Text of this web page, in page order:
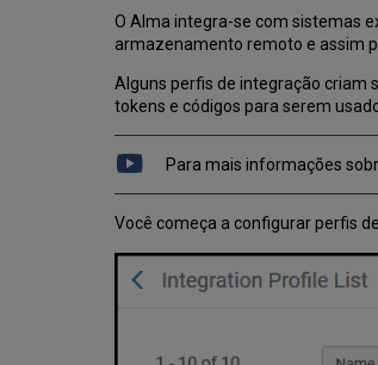
O Alma integra-se com sistemas
armazenamento remoto e assim
Alguns perfis de integração criam
tokens e códigos para serem
Para mais informações
Você começa a configurar perfis